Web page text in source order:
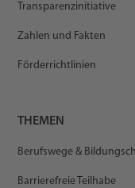
Transparenzinitiative
Zahlen und Fakten
Förderrichtlinien
THEMEN
Berufswege &
Barrierefreie Teilhabe